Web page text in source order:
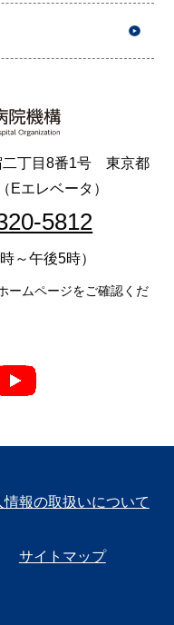
二丁目8番1号 東京都
エレベータ）
5812
～午後5時）
ームページをご確認くだ
情報の取扱いについて
サイトマップ